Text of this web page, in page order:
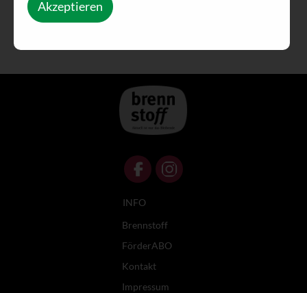
INFO
Brennstoff
FörderABO
Kontakt
Impressum
Akzeptieren